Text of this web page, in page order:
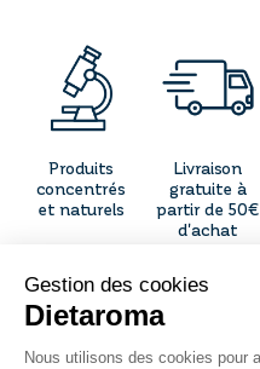
Produits
concentrés
et naturels
Livraison
gratuite à
partir de 50€
d'achat
CONTACT